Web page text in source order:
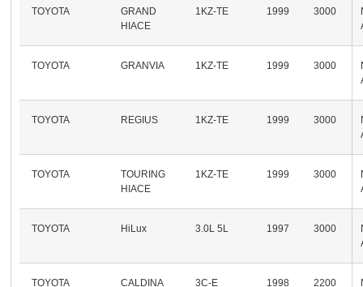
TOYOTA
GRAND
HIACE
1KZ-TE 1999 3000
TOYOTA GRANVIA 1KZ-TE 1999 3000
TOYOTA REGIUS 1KZ-TE 1999 3000
TOYOTA
TOURING
HIACE
1KZ-TE 1999 3000
TOYOTA HiLux 3.0L 5L 1997 3000
TOYOTA CALDINA 3C-E 1998 2200